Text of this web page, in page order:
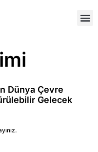
Dünya Çevre
Gelecek